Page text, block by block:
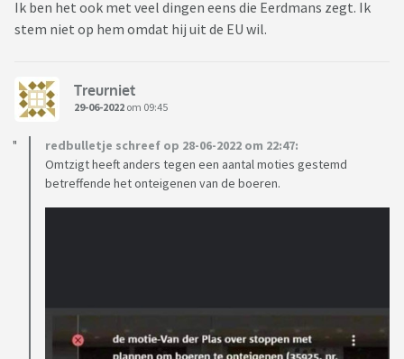
Ik ben het ook met veel dingen eens die Eerdmans zegt. Ik
stem niet op hem omdat hij uit de EU wil.
Treurniet
29-06-2022 om 09:45
redbulletje schreef op 28-06-2022 om 22:47:
Omtzigt heeft anders tegen een aantal moties gestemd
betreffende het onteigenen van de boeren.